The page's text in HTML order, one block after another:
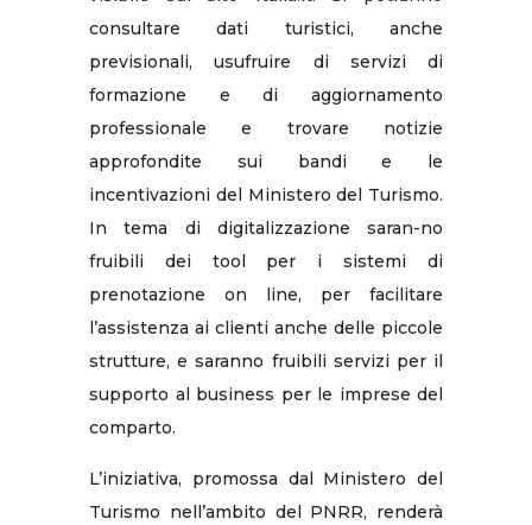
consultare dati turistici, anche
previsionali, usufruire di servizi di
formazione e di aggiornamento
professionale e trovare notizie
approfondite sui bandi e le
incentivazioni del Ministero del Turismo.
In tema di digitalizzazione saran-no
fruibili dei tool per i sistemi di
prenotazione on line, per facilitare
l’assistenza ai clienti anche delle piccole
strutture, e saranno fruibili servizi per il
supporto al business per le imprese del
comparto.
L’iniziativa, promossa dal Ministero del
Turismo nell’ambito del PNRR, renderà